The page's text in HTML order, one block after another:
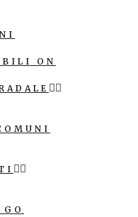
ON